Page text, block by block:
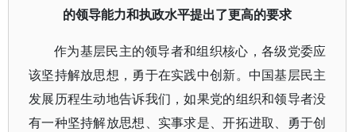
的领导能力和执政水平提出了更高的要求
作为基层民主的领导者和组织核心，各级党委应
该坚持解放思想，勇于在实践中创新。中国基层民主
发展历程生动地告诉我们，如果党的组织和领导者没
有一种坚持解放思想、实事求是、开拓进取、勇于创